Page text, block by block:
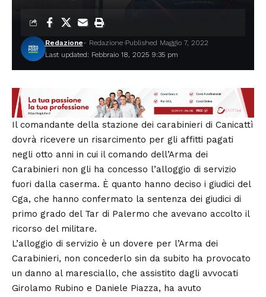
Last updated: Febbraio 18, 2025 9:35 pm
Redazione- Redazione Published Maggio 7, 2022
Il comandante della stazione dei carabinieri di Canicattì
dovrà ricevere un risarcimento per gli affitti pagati
negli otto anni in cui il comando dell’Arma dei
Carabinieri non gli ha concesso l’alloggio di servizio
fuori dalla caserma. È quanto hanno deciso i giudici del
Cga, che hanno confermato la sentenza dei giudici di
primo grado del Tar di Palermo che avevano accolto il
ricorso del militare.
L’alloggio di servizio è un dovere per l’Arma dei
Carabinieri, non concederlo sin da subito ha provocato
un danno al maresciallo, che assistito dagli avvocati
Girolamo Rubino e Daniele Piazza, ha avuto